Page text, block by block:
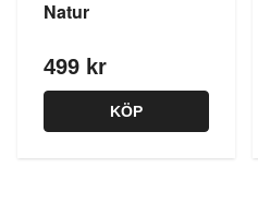
Natur
499 kr
KÖP